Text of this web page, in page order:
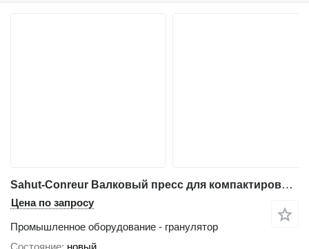
Sahut-Conreur Валковый пресс для компактирования-грануляции удобрений
Цена по запросу
Промышленное оборудование - гранулятор
Состояние новый